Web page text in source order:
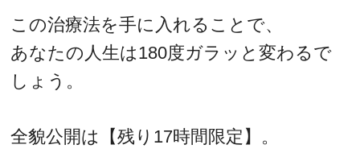
この治療法を手に入れることで、
あなたの人生は180度ガラッと変わるで
しょう。
全貌公開は【残り17時間限定】。